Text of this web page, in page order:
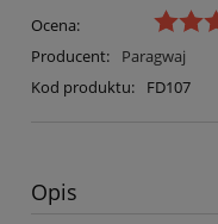
Ocena:
Producent:
Paragwaj
Kod produktu:
FD107
Opis